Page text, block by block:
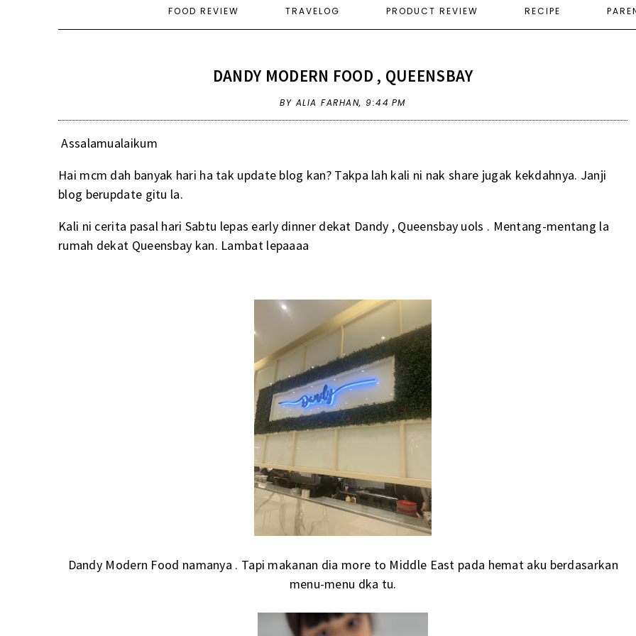
FOOD REVIEW TRAVELOG PRODUCT REVIEW RECIPE
DANDY MODERN FOOD , QUEENSBAY
BY ALIA FARHAN, 9:44 PM
Assalamualaikum
Hai mcm dah banyak hari ha tak update blog kan? Takpa lah kali ni nak share jugak kekdahnya. Janji
blog berupdate gitu la.
Kali ni cerita pasal hari Sabtu lepas early dinner dekat Dandy , Queensbay uols . Mentang-mentang la
rumah dekat Queensbay kan. Lambat lepaaaa
Dandy Modern Food namanya . Tapi makanan dia more to Middle East pada hemat aku berdasarkan
menu-menu dka tu.